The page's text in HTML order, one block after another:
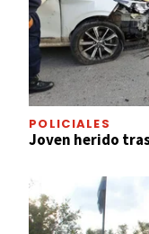
POLICIALES
Joven herido